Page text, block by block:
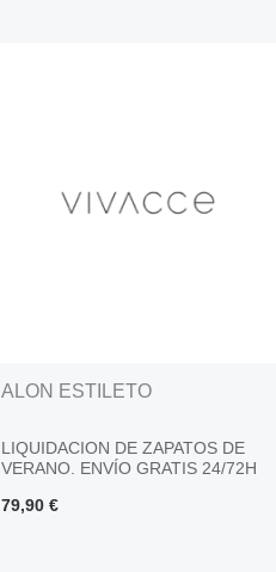
ALON ESTILETO
LIQUIDACION DE ZAPATOS DE
VERANO. ENVÍO GRATIS 24/72H
79,90 €